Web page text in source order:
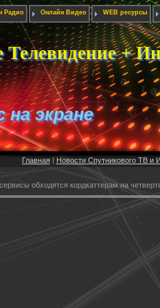
Радио Онлайн Видео WEB ресурсы
+
на экране
Главная| Новости Спутникового ТВ и
обходятся кордкаттерам на